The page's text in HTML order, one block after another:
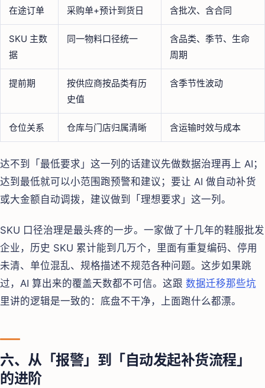
在途订单 采购单+预计到货日 含批次、含合同
SKU 主数
据
同一物料口径统一
含品类、季节、生命
周期
提前期
按供应商按品类有历
史值
含季节性波动
仓位关系 仓库与门店归属清晰 含运输时效与成本
达不到「最低要求」这一列的话建议先做数据治理再上 AI；
达到最低就可以小范围跑预警和建议；要让 AI 做自动补货
或大金额自动调拨，建议做到「理想要求」这一列。
SKU 口径治理是最头疼的一步。一家做了十几年的鞋服批发
企业，历史 SKU 累计能到几万个，里面有重复编码、停用
未清、单位混乱、规格描述不规范各种问题。这步如果跳
过，AI 算出来的覆盖天数都不可信。这跟 数据迁移那些坑
里讲的逻辑是一致的：底盘不干净，上面跑什么都漂。
六、从「报警」到「自动发起补货流程」
的进阶